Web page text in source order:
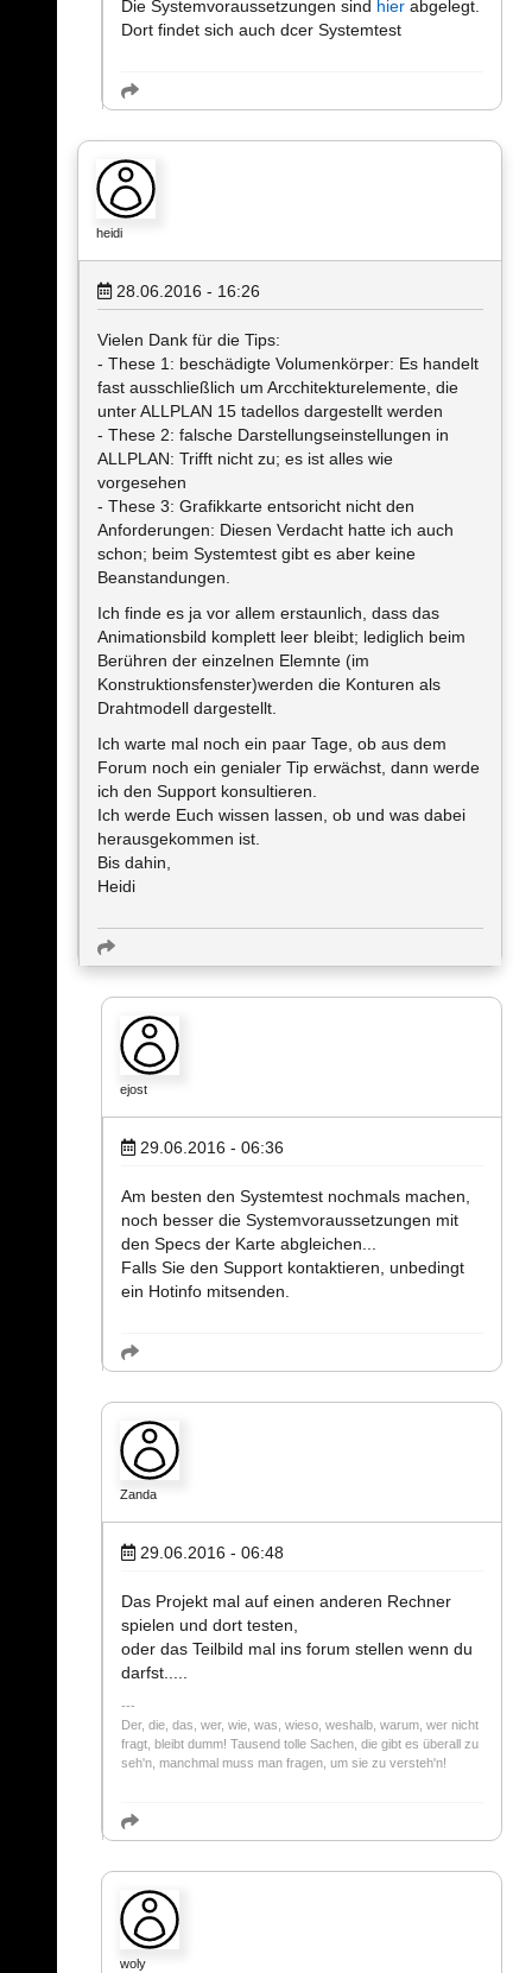
Die Systemvoraussetzungen sind hier abgelegt.
Dort findet sich auch dcer Systemtest
heidi
28.06.2016 - 16:26
Vielen Dank für die Tips:
- These 1: beschädigte Volumenkörper: Es handelt
fast ausschließlich um Arcchitekturelemente, die
unter ALLPLAN 15 tadellos dargestellt werden
- These 2: falsche Darstellungseinstellungen in
ALLPLAN: Trifft nicht zu; es ist alles wie
vorgesehen
- These 3: Grafikkarte entsoricht nicht den
Anforderungen: Diesen Verdacht hatte ich auch
schon; beim Systemtest gibt es aber keine
Beanstandungen.
Ich finde es ja vor allem erstaunlich, dass das
Animationsbild komplett leer bleibt; lediglich beim
Berühren der einzelnen Elemnte (im
Konstruktionsfenster)werden die Konturen als
Drahtmodell dargestellt.
Ich warte mal noch ein paar Tage, ob aus dem
Forum noch ein genialer Tip erwächst, dann werde
ich den Support konsultieren.
Ich werde Euch wissen lassen, ob und was dabei
herausgekommen ist.
Bis dahin,
Heidi
ejost
29.06.2016 - 06:36
Am besten den Systemtest nochmals machen,
noch besser die Systemvoraussetzungen mit
den Specs der Karte abgleichen...
Falls Sie den Support kontaktieren, unbedingt
ein Hotinfo mitsenden.
Zanda
29.06.2016 - 06:48
Das Projekt mal auf einen anderen Rechner
spielen und dort testen,
oder das Teilbild mal ins forum stellen wenn du
darfst.....
Der, die, das, wer, wie, was, wieso, weshalb, warum, wer nicht
fragt, bleibt dumm! Tausend tolle Sachen, die gibt es überall zu
seh'n, manchmal muss man fragen, um sie zu versteh'n!
woly